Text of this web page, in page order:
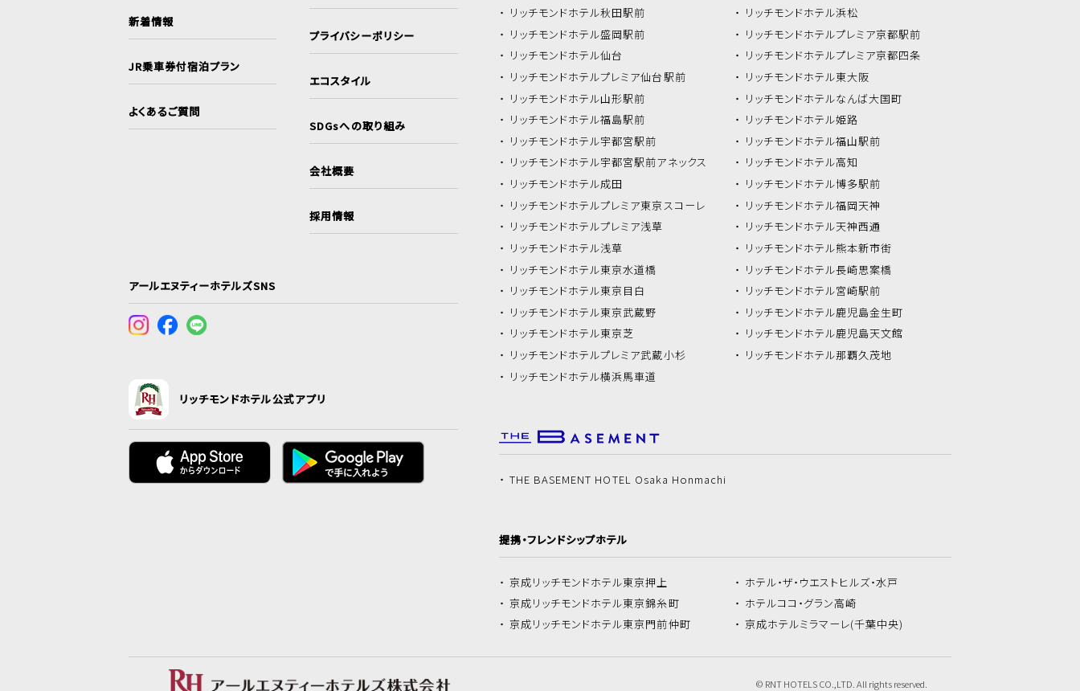
新着情報
JR乗車券付宿泊プラン
よくあるご質問
プライバシーポリシー
エコスタイル
SDGsへの取り組み
会社概要
採用情報
アールエヌティーホテルズSNS
リッチモンドホテル公式アプリ
リッチモンドホテル秋田駅前
リッチモンドホテル盛岡駅前
リッチモンドホテル仙台
リッチモンドホテルプレミア仙台駅前
リッチモンドホテル山形駅前
リッチモンドホテル福島駅前
リッチモンドホテル宇都宮駅前
リッチモンドホテル宇都宮駅前アネックス
リッチモンドホテル成田
リッチモンドホテルプレミア東京スコーレ
リッチモンドホテルプレミア浅草
リッチモンドホテル浅草
リッチモンドホテル東京水道橋
リッチモンドホテル東京目白
リッチモンドホテル東京武蔵野
リッチモンドホテル東京芝
リッチモンドホテルプレミア武蔵小杉
リッチモンドホテル横浜馬車道
リッチモンドホテル浜松
リッチモンドホテルプレミア京都駅前
リッチモンドホテルプレミア京都四条
リッチモンドホテル東大阪
リッチモンドホテルなんば大国町
リッチモンドホテル姫路
リッチモンドホテル福山駅前
リッチモンドホテル高知
リッチモンドホテル博多駅前
リッチモンドホテル福岡天神
リッチモンドホテル天神西通
リッチモンドホテル熊本新市街
リッチモンドホテル長崎思案橋
リッチモンドホテル宮崎駅前
リッチモンドホテル鹿児島金生町
リッチモンドホテル鹿児島天文館
リッチモンドホテル那覇久茂地
THE BASEMENT HOTEL Osaka Honmachi
提携・フレンドシップホテル
京成リッチモンドホテル東京押上 ホテル・ザ・ ウエストヒルズ・水戸
京成リッチモンドホテル東京錦糸町 ホテルココ・グラン高崎
京成リッチモンドホテル東京門前仲町 京成ホテルミラマーレ(千葉中央)
© RNT HOTELS CO.,LTD. All rights reserved.